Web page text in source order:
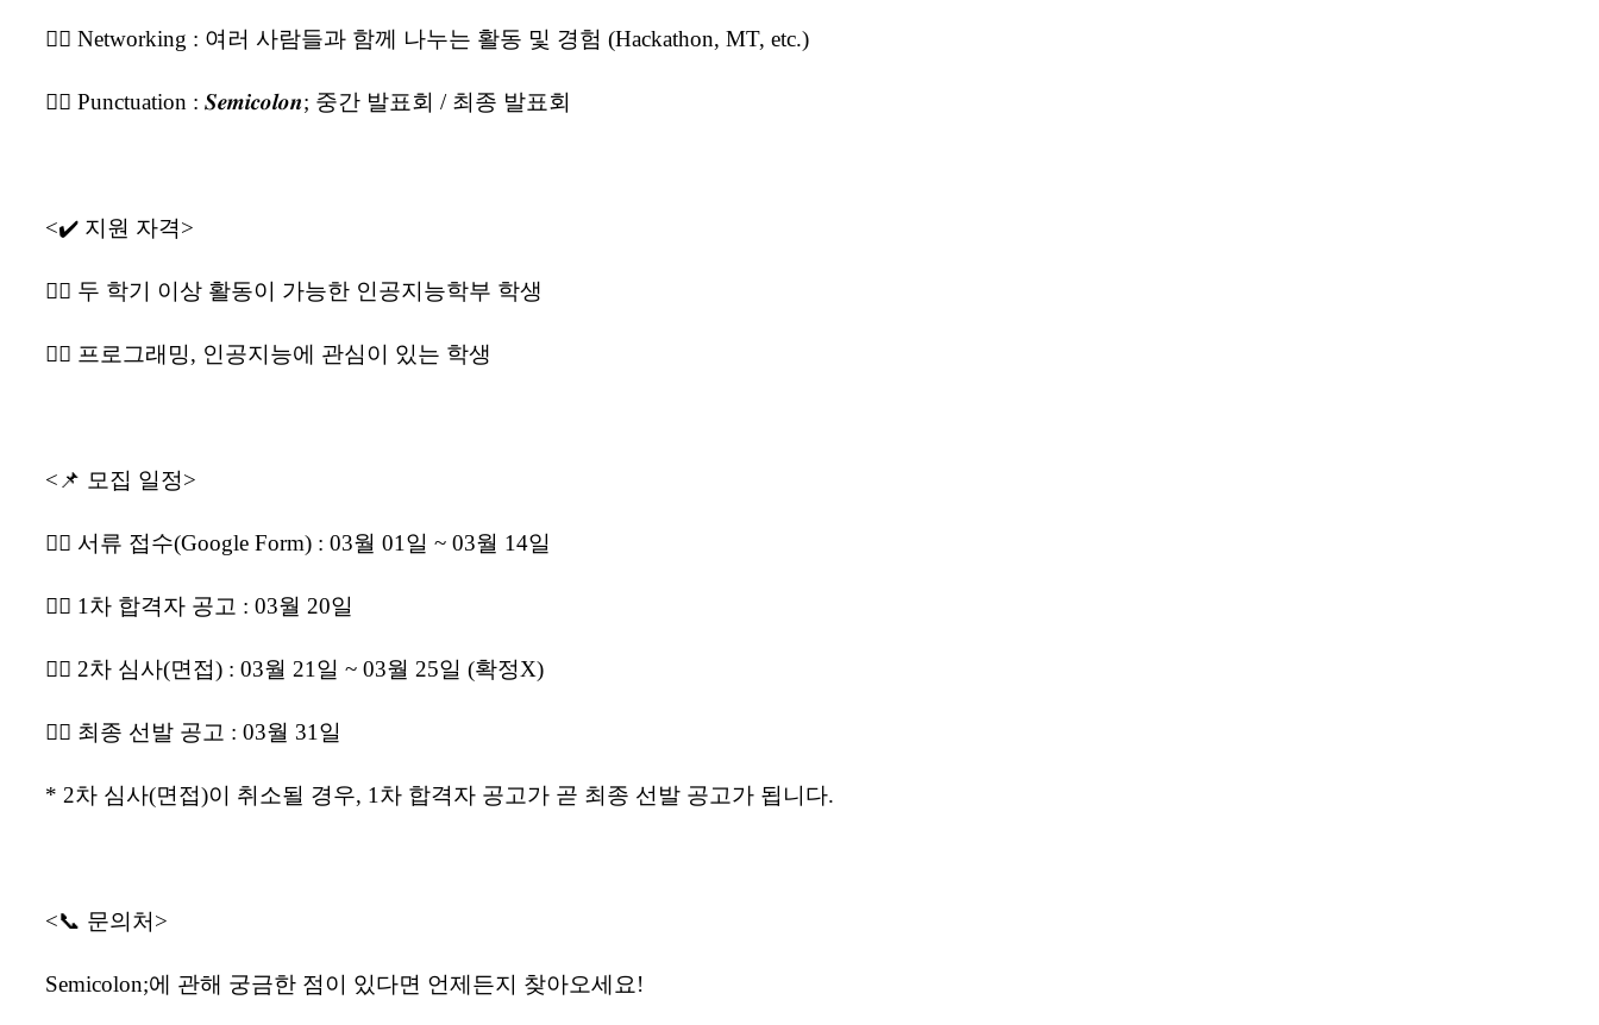
👉🏻 Networking : 여러 사람들과 함께 나누는 활동 및 경험 (Hackathon, MT, etc.)
👉🏻 Punctuation : 𝑺𝒆𝒎𝒊𝒄𝒐𝒍𝒐𝒏; 중간 발표회 / 최종 발표회
<✔️ 지원 자격>
👉🏻 두 학기 이상 활동이 가능한 인공지능학부 학생
👉🏻 프로그래밍, 인공지능에 관심이 있는 학생
<📌 모집 일정>
👉🏻 서류 접수(Google Form) : 03월 01일 ~ 03월 14일
👉🏻 1차 합격자 공고 : 03월 20일
👉🏻 2차 심사(면접) : 03월 21일 ~ 03월 25일 (확정X)
👉🏻 최종 선발 공고 : 03월 31일
* 2차 심사(면접)이 취소될 경우, 1차 합격자 공고가 곧 최종 선발 공고가 됩니다.
<📞 문의처>
Semicolon;에 관해 궁금한 점이 있다면 언제든지 찾아오세요!